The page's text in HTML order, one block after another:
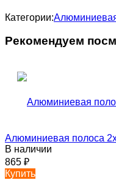
Категории:
Рекомендуем
Алюминиевая полоса
В наличии
865 ₽
Купить